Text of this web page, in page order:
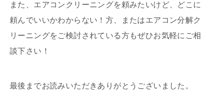
また、エアコンクリーニングを頼みたいけど、どこに
頼んでいいかわからない！方、またはエアコン分解ク
リーニングをご検討されている方もぜひお気軽にご相
談下さい！
最後までお読みいただきありがとうございました。